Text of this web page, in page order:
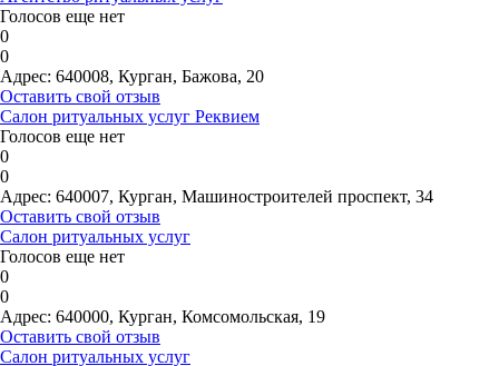
Голосов еще нет
0
0
Адрес: 640008, Курган, Бажова, 20
Оставить свой отзыв
Салон ритуальных услуг Реквием
Голосов еще нет
0
0
Адрес: 640007, Курган, Машиностроителей проспект, 34
Оставить свой отзыв
Салон ритуальных услуг
Голосов еще нет
0
0
Адрес: 640000, Курган, Комсомольская, 19
Оставить свой отзыв
Салон ритуальных услуг